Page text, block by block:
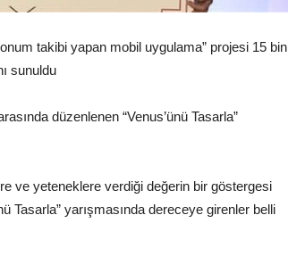
takibi yapan mobil uygulama” projesi 15 bin
sunuldu
düzenlenen “Venus’ünü Tasarla”
ve yeteneklere verdiği değerin bir göstergesi
Tasarla” yarışmasında dereceye girenler belli